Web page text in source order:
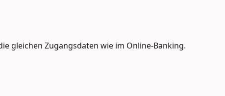
gleichen Zugangsdaten wie im Online-Banking.